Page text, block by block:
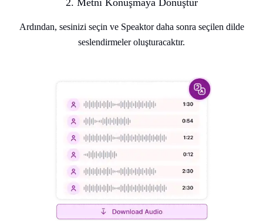
Ardından, sesinizi seçin ve Speaktor daha sonra seçilen dilde
seslendirmeler oluşturacaktır.